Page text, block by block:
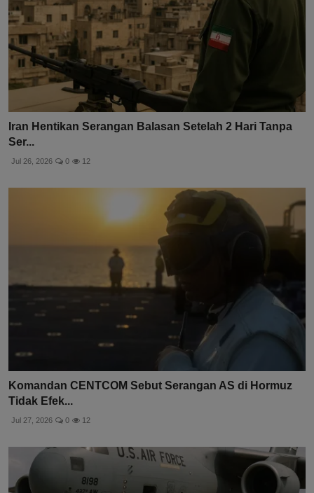
Iran Hentikan Serangan Balasan Setelah 2 Hari Tanpa
Ser...
Jul 26, 2026 0 12
Komandan CENTCOM Sebut Serangan AS di Hormuz
Tidak Efek...
Jul 27, 2026 0 12